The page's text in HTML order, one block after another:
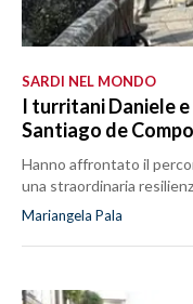
SARDI NEL MONDO
I turritani Daniele
Santiago de
Hanno affrontato il
una straordinaria
Mariangela Pala